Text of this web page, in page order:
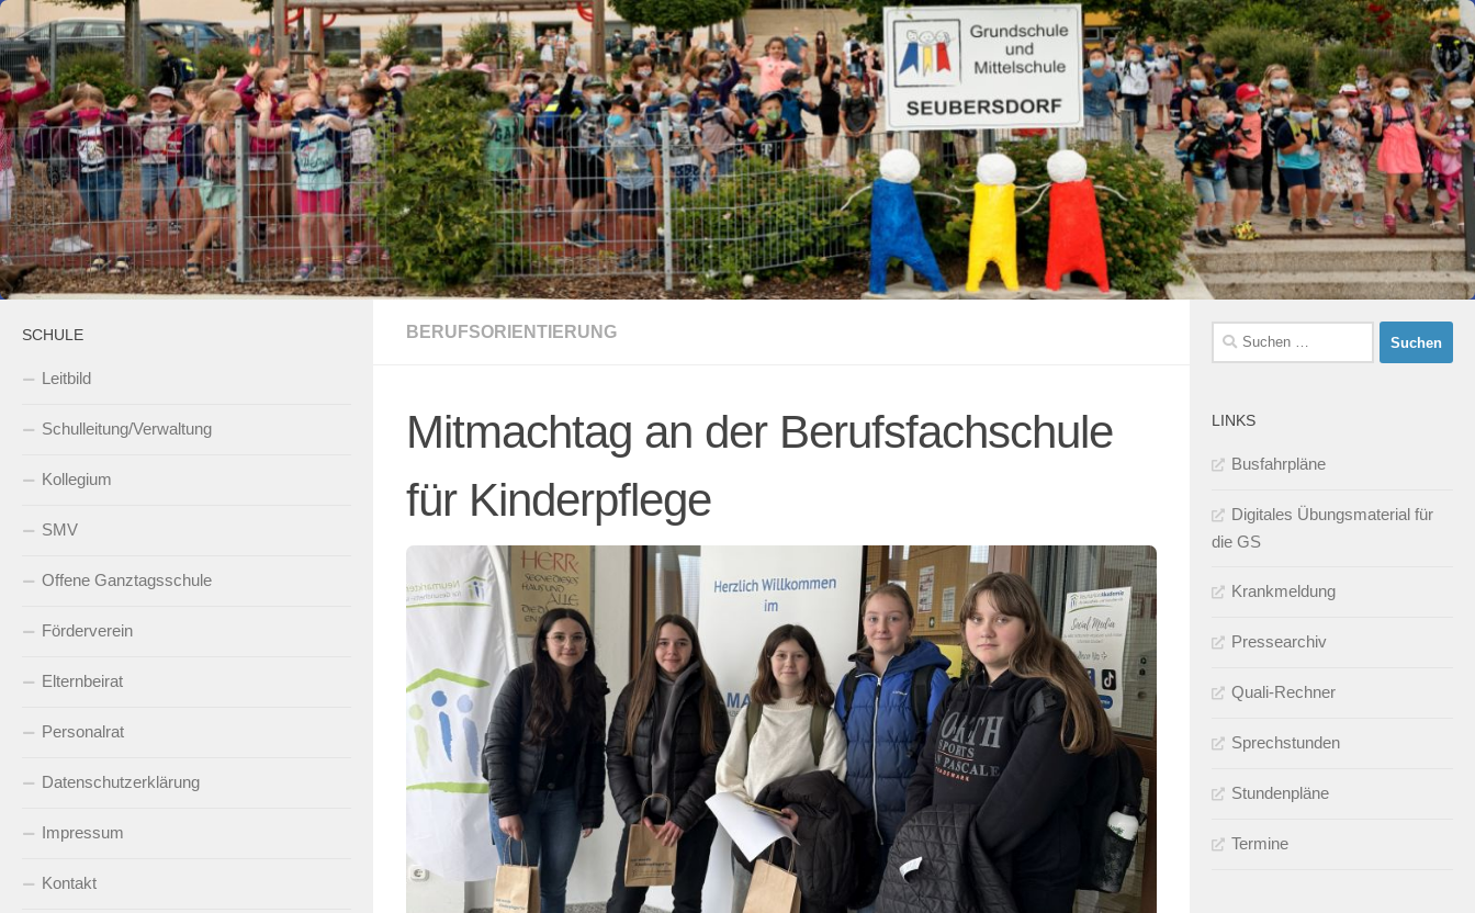
Zum Inhalt springen
BERUFSORIENTIERUNG
Mitmachtag an der Berufsfachschule
für Kinderpflege
SCHULE
Leitbild
Schulleitung/Verwaltung
Kollegium
SMV
Offene Ganztagsschule
Förderverein
Elternbeirat
Personalrat
Datenschutzerklärung
Impressum
Kontakt
Suchen
nach:
LINKS
Busfahrpläne
Digitales Übungsmaterial für
die GS
Krankmeldung
Pressearchiv
Quali-Rechner
Sprechstunden
Stundenpläne
Termine